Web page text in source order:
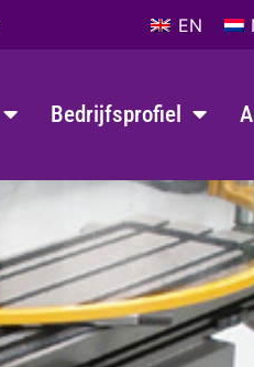
EN
Bedrijfsprofiel